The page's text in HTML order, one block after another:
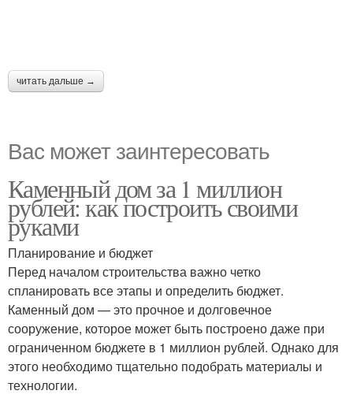
читать дальше →
Вас может заинтересовать
Каменный дом за 1 миллион
рублей: как построить своими
руками
Планирование и бюджет
Перед началом строительства важно четко
спланировать все этапы и определить бюджет.
Каменный дом — это прочное и долговечное
сооружение, которое может быть построено даже при
ограниченном бюджете в 1 миллион рублей. Однако для
этого необходимо тщательно подобрать материалы и
технологии.